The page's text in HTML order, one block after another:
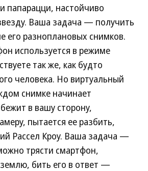
папарацци, настойчиво
Ваша задача — получить
его разноплановых снимков.
используется в режиме
так же, как будто
человека. Но виртуальный
снимке начинает
в вашу сторону,
пытается ее разбить,
Рассел Кроу. Ваша задача —
трясти смартфон,
землю, бить его в ответ —